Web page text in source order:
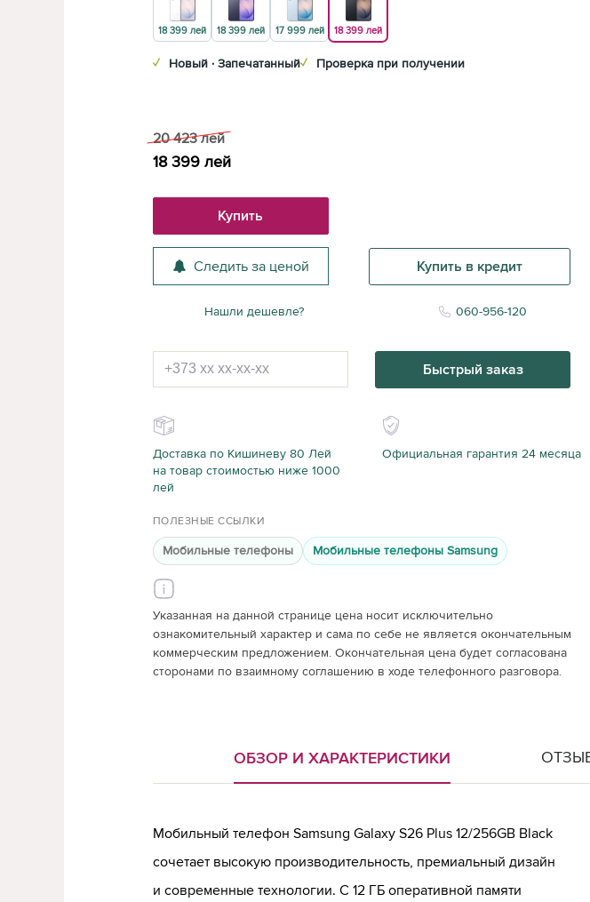
18 399 лей 18 399 лей 17 999 лей 18 399 лей
✓ Новый · Запечатанный✓ Проверка при получении
20 423 лей
18 399 лей
Купить
Следить за ценой Купить в кредит
Нашли дешевле? 060-956-120
Быстрый заказ
Доставка по Кишиневу 80 Лей
на товар стоимостью ниже 1000
лей
Официальная гарантия 24 месяца
ПОЛЕЗНЫЕ ССЫЛКИ
Мобильные телефоны Мобильные телефоны Samsung
Указанная на данной странице цена носит исключительно
ознакомительный характер и сама по себе не является окончательным
коммерческим предложением. Окончательная цена будет согласована
сторонами по взаимному соглашению в ходе телефонного разговора.
ОБЗОР И ХАРАКТЕРИСТИКИ
Мобильный телефон Samsung Galaxy S26 Plus 12/256GB Black
сочетает высокую производительность, премиальный дизайн
и современные технологии. С 12 ГБ оперативной памяти